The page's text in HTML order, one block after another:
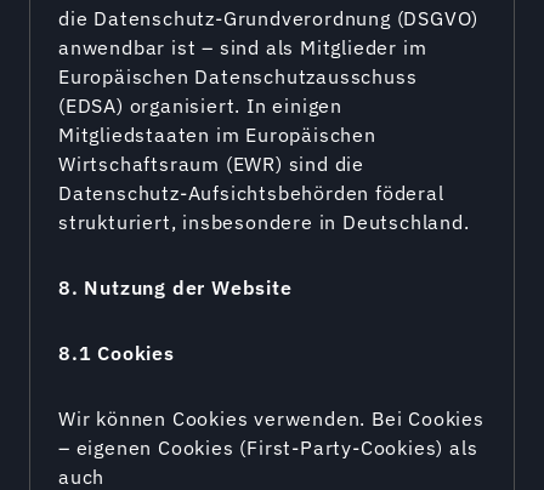
die Datenschutz-Grundverordnung (DSGVO)
anwendbar ist – sind als Mitglieder im
Europäischen Datenschutzausschuss
(EDSA) organisiert. In einigen
Mitgliedstaaten im Europäischen
Wirtschaftsraum (EWR) sind die
Datenschutz-Aufsichtsbehörden föderal
strukturiert, insbesondere in Deutschland.
8. Nutzung der Website
8.1 Cookies
Wir können Cookies verwenden. Bei Cookies
– eigenen Cookies (First-Party-Cookies) als
auch